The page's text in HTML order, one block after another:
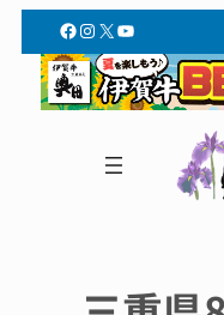
Facebook
Instagram
X YouTube